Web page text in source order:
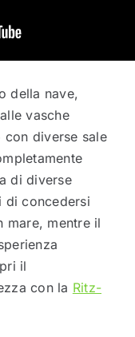
della nave,
vasche
con diverse sale
di diverse
di concedersi
mare, mentre il
il
con la Ritz-